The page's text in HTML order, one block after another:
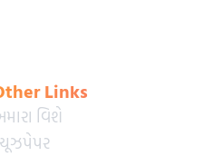
Links
વિશે